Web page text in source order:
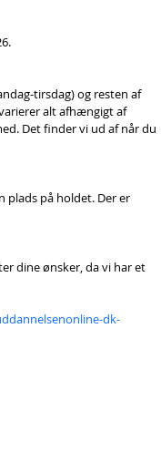
tirsdag) og resten af
alt afhængigt af
Det finder vi ud af når du
plads på holdet. Der er
dine ønsker, da vi har et
dk-